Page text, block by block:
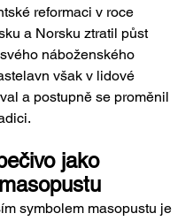
reformaci v roce
a Norsku ztratil půst
náboženského
však v lidové
a postupně se proměnil
jako
symbolem masopustu je